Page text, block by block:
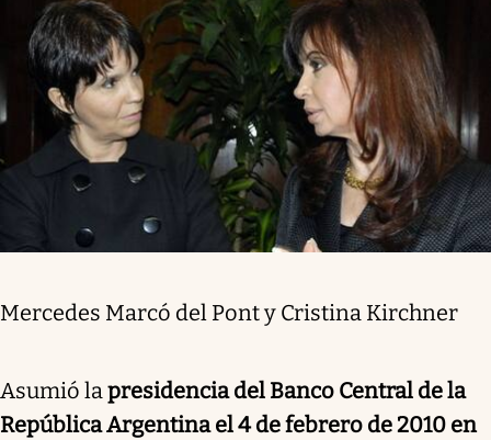
Mercedes Marcó del Pont y Cristina Kirchner
Asumió la presidencia del Banco Central de la
República Argentina el 4 de febrero de 2010 en